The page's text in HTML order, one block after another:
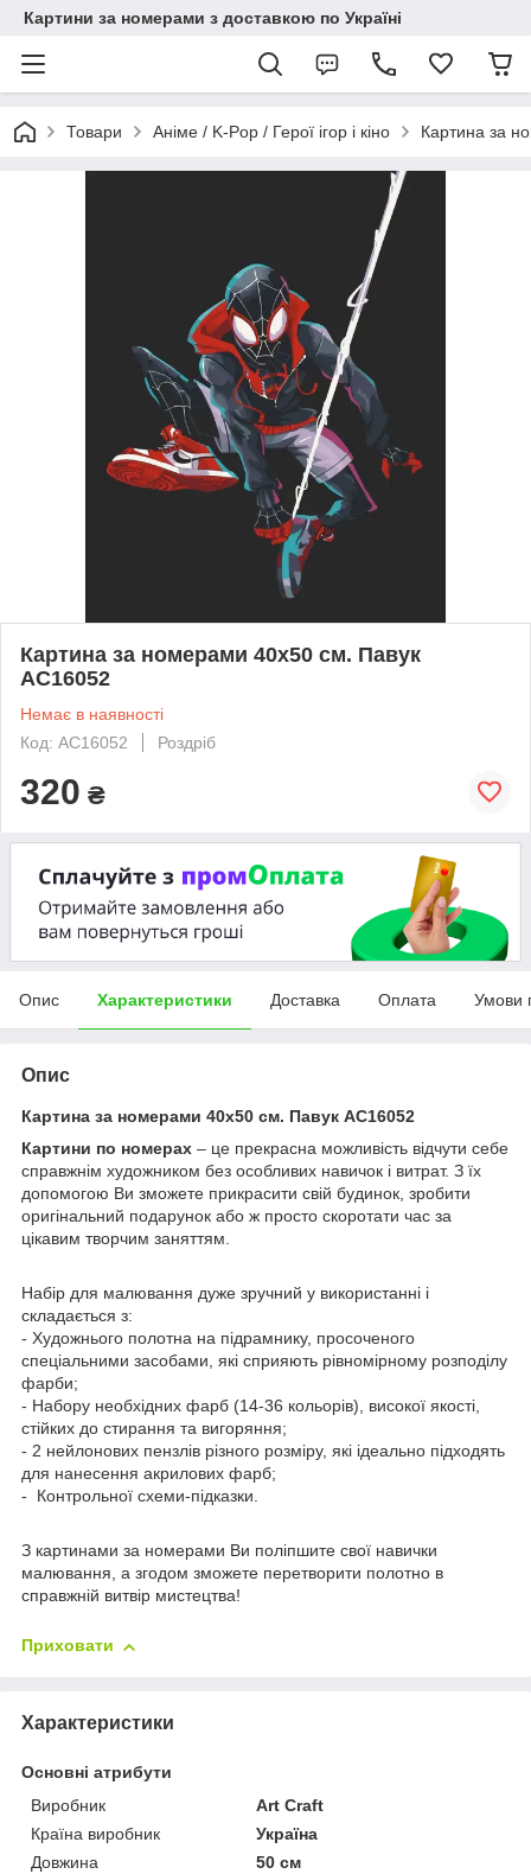
Картини за номерами з доставкою по Україні
Товари Аніме / K-Pop / Герої ігор і кіно Картина за
Картина за номерами 40х50 см. Павук
АС16052
Немає в наявності
Код: AC16052
Роздріб
320 ₴
Опис Характеристики Доставка Оплата Умови
Опис
Картина за номерами 40х50 см. Павук АС16052
Картини по номерах – це прекрасна можливість відчути себе
справжнім художником без особливих навичок і витрат. З їх
допомогою Ви зможете прикрасити свій будинок, зробити
оригінальний подарунок або ж просто скоротати час за
цікавим творчим заняттям.
Набір для малювання дуже зручний у використанні і
складається з:
- Художнього полотна на підрамнику, просоченого
спеціальними засобами, які сприяють рівномірному розподілу
фарби;
- Набору необхідних фарб (14-36 кольорів), високої якості,
стійких до стирання та вигоряння;
- 2 нейлонових пензлів різного розміру, які ідеально підходять
для нанесення акрилових фарб;
- Контрольної схеми-підказки.
З картинами за номерами Ви поліпшите свої навички
малювання, а згодом зможете перетворити полотно в
справжній витвір мистецтва!
Приховати
Характеристики
Основні атрибути
Виробник
Art Craft
Країна виробник
Україна
Довжина
50 см